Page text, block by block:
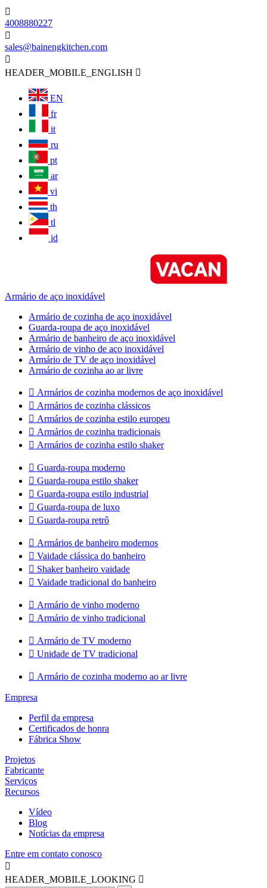

4008880227

sales@bainengkitchen.com

HEADER_MOBILE_ENGLISH 
EN
fr
it
ru
pt
ar
vi
th
tl
id
Armário de aço inoxidável
Armário de cozinha de aço inoxidável
Guarda-roupa de aço inoxidável
Armário de banheiro de aço inoxidável
Armário de vinho de aço inoxidável
Armário de TV de aço inoxidável
Armário de cozinha ao ar livre
 Armários de cozinha modernos de aço inoxidável
 Armários de cozinha clássicos
 Armários de cozinha estilo europeu
 Armários de cozinha tradicionais
 Armários de cozinha estilo shaker
 Guarda-roupa moderno
 Guarda-roupa estilo shaker
 Guarda-roupa estilo industrial
 Guarda-roupa de luxo
 Guarda-roupa retrô
 Armários de banheiro modernos
 Vaidade clássica do banheiro
 Shaker banheiro vaidade
 Vaidade tradicional do banheiro
 Armário de vinho moderno
 Armário de vinho tradicional
 Armário de TV moderno
 Unidade de TV tradicional
 Armário de cozinha moderno ao ar livre
Empresa
Perfil da empresa
Certificados de honra
Fábrica Show
Projetos
Fabricante
Serviços
Recursos
Vídeo
Blog
Notícias da empresa
Entre em contato conosco

HEADER_MOBILE_LOOKING 